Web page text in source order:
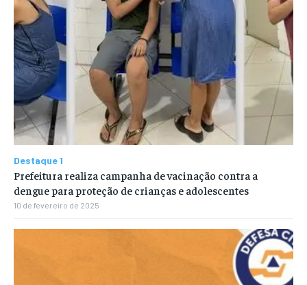
Destaque 1
Prefeitura realiza campanha de vacinação contra a
dengue para proteção de crianças e adolescentes
10 de fevereiro de 2025